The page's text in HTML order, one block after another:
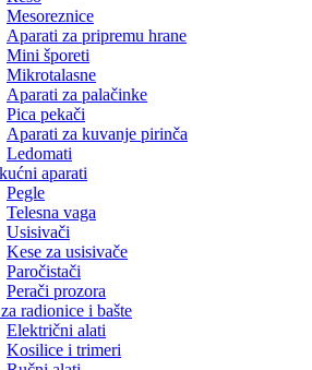
Mesoreznice
Aparati za pripremu hrane
Mini šporeti
Mikrotalasne
Aparati za palačinke
Pica pekači
Aparati za kuvanje pirinča
Ledomati
aparati
Pegle
Telesna vaga
Usisivači
Kese za usisivače
Paročistači
Perači prozora
radionice i bašte
Električni alati
Kosilice i trimeri